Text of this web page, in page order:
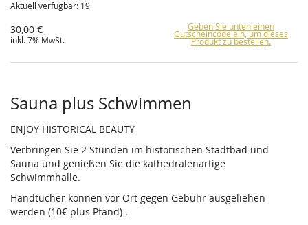
Aktuell verfügbar: 19
30,00 €
inkl. 7% MwSt.
Geben Sie unten einen
Gutscheincode ein, um dieses
Produkt zu bestellen.
Sauna plus Schwimmen
ENJOY HISTORICAL BEAUTY
Verbringen Sie 2 Stunden im historischen Stadtbad und
Sauna und genießen Sie die kathedralenartige
Schwimmhalle.
Handtücher können vor Ort gegen Gebühr ausgeliehen
werden (10€ plus Pfand) .